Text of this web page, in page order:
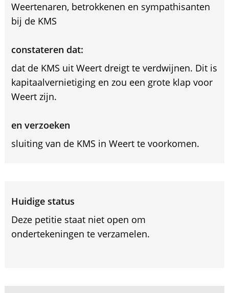
Weertenaren, betrokkenen en sympathisanten
bij de KMS
constateren dat:
dat de KMS uit Weert dreigt te verdwijnen. Dit is
kapitaalvernietiging en zou een grote klap voor
Weert zijn.
en verzoeken
sluiting van de KMS in Weert te voorkomen.
Huidige status
Deze petitie staat niet open om
ondertekeningen te verzamelen.